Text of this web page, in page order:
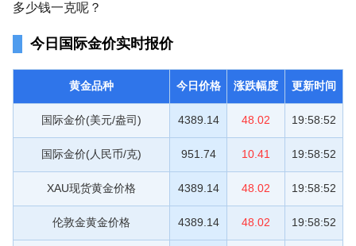
多少钱一克呢？
今日国际金价实时报价
黄金品种 今日价格 涨跌幅度 更新时间
国际金价(美元/盎司) 4389.14 48.02 19:58:52
国际金价(人民币/克) 951.74 10.41 19:58:52
XAU现货黄金价格 4389.14 48.02 19:58:52
伦敦金黄金价格 4389.14 48.02 19:58:52